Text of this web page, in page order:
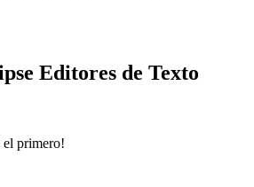
Editores de Texto
el primero!